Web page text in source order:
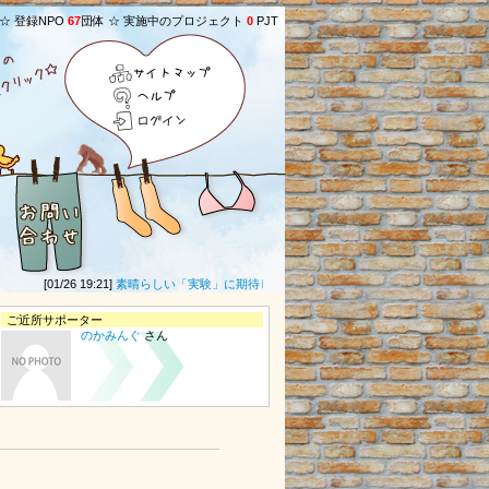
登録NPO 67団体 ☆ 実施中のプロジェクト 0 PJT
サイトマップ
ヘルプ
ログイン
[01/26 19:21]素晴らしい「実験」に期待しています。(Ak_Ronさん) ★[03/17
ご近所サポーター
のかみんぐさん